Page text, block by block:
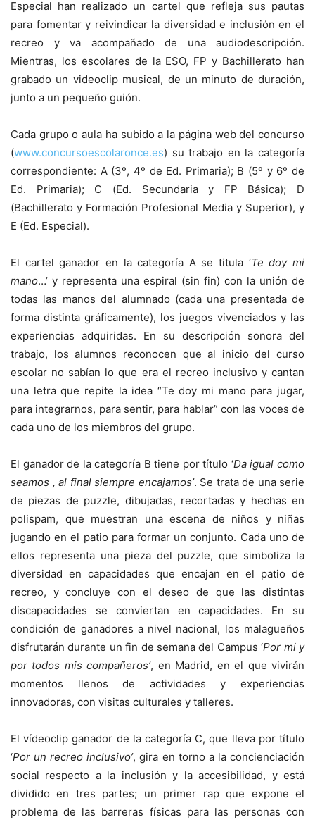
Especial han realizado un cartel que refleja sus pautas
para fomentar y reivindicar la diversidad e inclusión en el
recreo y va acompañado de una audiodescripción.
Mientras, los escolares de la ESO, FP y Bachillerato han
grabado un videoclip musical, de un minuto de duración,
junto a un pequeño guión.
Cada grupo o aula ha subido a la página web del concurso
(www.concursoescolaronce.es) su trabajo en la categoría
correspondiente: A (3º, 4º de Ed. Primaria); B (5º y 6º de
Ed. Primaria); C (Ed. Secundaria y FP Básica); D
(Bachillerato y Formación Profesional Media y Superior), y
E (Ed. Especial).
El cartel ganador en la categoría A se titula ‘Te doy mi
mano…’ y representa una espiral (sin fin) con la unión de
todas las manos del alumnado (cada una presentada de
forma distinta gráficamente), los juegos vivenciados y las
experiencias adquiridas. En su descripción sonora del
trabajo, los alumnos reconocen que al inicio del curso
escolar no sabían lo que era el recreo inclusivo y cantan
una letra que repite la idea “Te doy mi mano para jugar,
para integrarnos, para sentir, para hablar” con las voces de
cada uno de los miembros del grupo.
El ganador de la categoría B tiene por título ‘Da igual como
seamos , al final siempre encajamos’. Se trata de una serie
de piezas de puzzle, dibujadas, recortadas y hechas en
polispam, que muestran una escena de niños y niñas
jugando en el patio para formar un conjunto. Cada uno de
ellos representa una pieza del puzzle, que simboliza la
diversidad en capacidades que encajan en el patio de
recreo, y concluye con el deseo de que las distintas
discapacidades se conviertan en capacidades. En su
condición de ganadores a nivel nacional, los malagueños
disfrutarán durante un fin de semana del Campus ‘Por mi y
por todos mis compañeros’, en Madrid, en el que vivirán
momentos llenos de actividades y experiencias
innovadoras, con visitas culturales y talleres.
El vídeoclip ganador de la categoría C, que lleva por título
‘Por un recreo inclusivo’, gira en torno a la concienciación
social respecto a la inclusión y la accesibilidad, y está
dividido en tres partes; un primer rap que expone el
problema de las barreras físicas para las personas con